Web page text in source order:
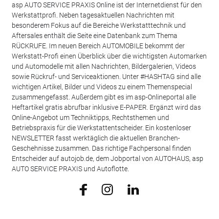
asp AUTO SERVICE PRAXIS Online ist der Internetdienst für den
Werkstattprofi. Neben tagesaktuellen Nachrichten mit
besonderem Fokus auf die Bereiche Werkstatttechnik und
Aftersales enthält die Seite eine Datenbank zum Thema
RÜCKRUFE. Im neuen Bereich AUTOMOBILE bekommt der
Werkstatt-Profi einen Überblick über die wichtigsten Automarken
und Automodelle mit allen Nachrichten, Bildergalerien, Videos
sowie Rückruf- und Serviceaktionen. Unter #HASHTAG sind alle
wichtigen Artikel, Bilder und Videos zu einem Themenspecial
zusammengefasst. Außerdem gibt es im asp-Onlineportal alle
Heftartikel gratis abrufbar inklusive E-PAPER. Ergänzt wird das
Online-Angebot um Techniktipps, Rechtsthemen und
Betriebspraxis für die Werkstattentscheider. Ein kostenloser
NEWSLETTER fasst werktäglich die aktuellen Branchen-
Geschehnisse zusammen. Das richtige Fachpersonal finden
Entscheider auf autojob.de, dem Jobportal von AUTOHAUS, asp
AUTO SERVICE PRAXIS und Autoflotte.